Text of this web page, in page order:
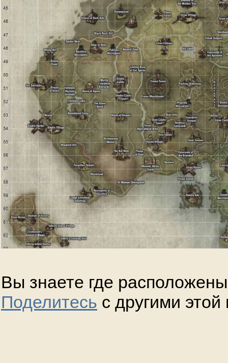
Вы знаете где
Поделитесь с другими